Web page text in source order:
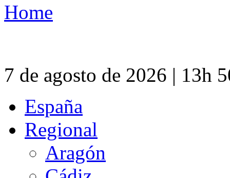
Home
7 de agosto de 2026 | 13h
España
Regional
Aragón